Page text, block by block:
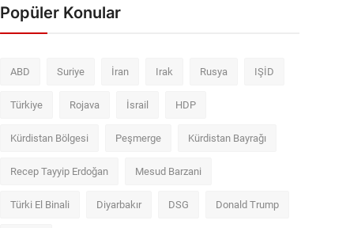
Popüler Konular
ABD Suriye İran Irak Rusya IŞİD
Türkiye Rojava İsrail HDP
Kürdistan Bölgesi Peşmerge Kürdistan Bayrağı
Recep Tayyip Erdoğan Mesud Barzani
Türki El Binali Diyarbakır DSG Donald Trump